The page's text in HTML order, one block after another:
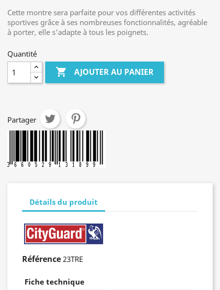
Cette montre sera parfaite pour vos différentes activités
sportives grâce à ses nombreuses fonctionnalités, agréable
à porter, elle s'adapte à tous les poignets.
Quantité
 AJOUTER AU PANIER
Partager
Détails du produit
Référence 23TRE
Fiche technique